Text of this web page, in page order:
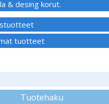
& desing korut.
tuotteet
Tuotehaku